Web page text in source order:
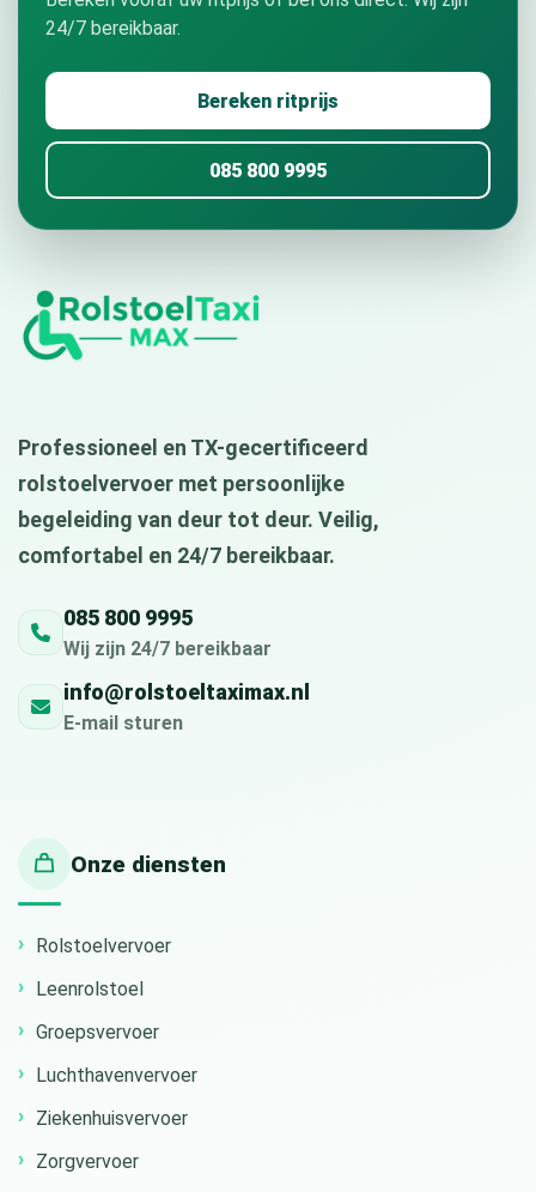
24/7 bereikbaar.
Bereken ritprijs
085 800 9995
Professioneel en TX-gecertificeerd
rolstoelvervoer met persoonlijke
begeleiding van deur tot deur. Veilig,
comfortabel en 24/7 bereikbaar.
085 800 9995
Wij zijn 24/7 bereikbaar
info@rolstoeltaximax.nl
E-mail sturen
Onze diensten
Rolstoelvervoer
Leenrolstoel
Groepsvervoer
Luchthavenvervoer
Ziekenhuisvervoer
Zorgvervoer